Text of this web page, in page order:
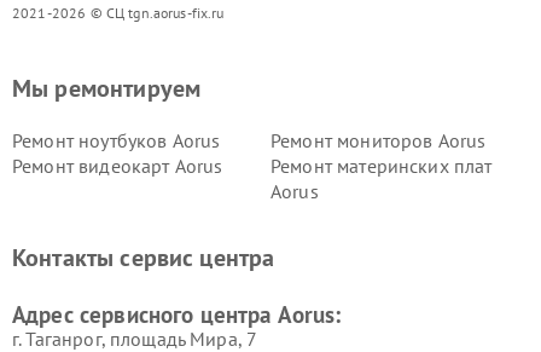
2021-2026 © СЦ tgn.aorus-fix.ru
Мы ремонтируем
Ремонт ноутбуков Aorus
Ремонт мониторов Aorus
Ремонт видеокарт Aorus
Ремонт материнских плат
Aorus
Контакты сервис центра
Адрес сервисного центра Aorus:
г. Таганрог, площадь Мира, 7